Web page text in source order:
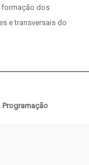
formação dos
e transversais do
Programação